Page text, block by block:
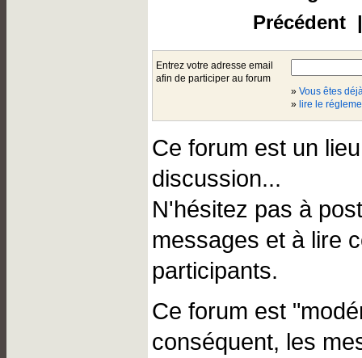
Précédent
Entrez votre adresse email
afin de participer au forum
» Vous êtes
» lire le
Ce forum est un
discussion...
N'hésitez pas à
messages et à lire
participants.
Ce forum est
conséquent, les